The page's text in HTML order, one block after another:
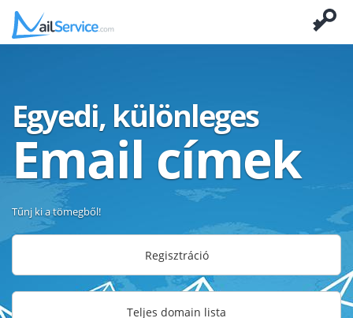
Egyedi, különleges
Email címek
Tűnj ki a tömegből!
Regisztráció
Teljes domain lista